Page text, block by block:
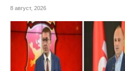
8 август, 2026